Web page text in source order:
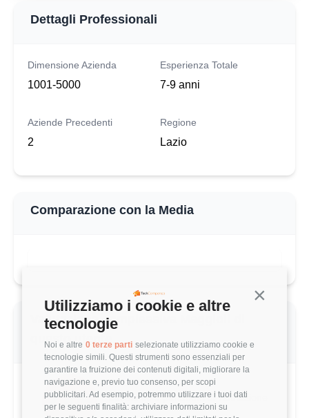
Continua
Utilizziamo i cookie e altre
tecnologie
Noi e altre 0 terze parti selezionate utilizziamo cookie e
tecnologie simili. Questi strumenti sono essenziali per
garantire la fruizione dei contenuti digitali, migliorare la
navigazione e, previo tuo consenso, per scopi
pubblicitari. Ad esempio, potremmo utilizzare i tuoi dati
per le seguenti finalità: archiviare informazioni su
Dettagli Professionali
Dimensione Azienda
1001-5000
Esperienza Totale
7-9 anni
Aziende Precedenti
2
Regione
Lazio
Comparazione con la Media
MEDIA CONSULENTE IT (7-9 ANNI)
41,339 €
Questo stipendio è al39° percentile
-3.24% rispetto alla media